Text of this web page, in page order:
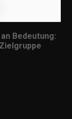
Bedeutung: